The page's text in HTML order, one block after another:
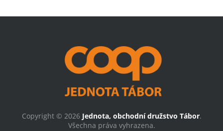
Copyright © 2026 Jednota, obchodní družstvo Tábor.
Všechna práva vyhrazena.